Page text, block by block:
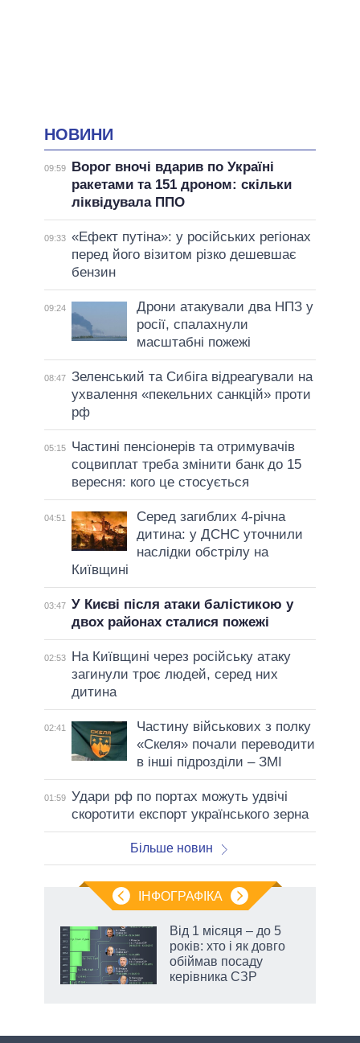
НОВИНИ
09:59
Ворог вночі вдарив по Україні
ракетами та 151 дроном: скільки
ліквідувала ППО
09:33 «Ефект путіна»: у російських регіонах
перед його візитом різко дешевшає
бензин
09:24
Дрони атакували два НПЗ у
росії, спалахнули
масштабні пожежі
08:47 Зеленський та Сибіга відреагували на
ухвалення «пекельних санкцій» проти
рф
05:15
Частині пенсіонерів та отримувачів
соцвиплат треба змінити банк до 15
вересня: кого це стосується
04:51
Серед загиблих 4-річна
дитина: у ДСНС уточнили
наслідки обстрілу на
Київщині
03:47 У Києві після атаки балістикою у
двох районах сталися пожежі
02:53
На Київщині через російську атаку
загинули троє людей, серед них
дитина
02:41
Частину військових з полку
«Скеля» почали переводити
в інші підрозділи – ЗМІ
01:59 Удари рф по портах можуть удвічі
скоротити експорт українського зерна
Більше новин
ІНФОГРАФІКА
Від 1 місяця – до 5
років: хто і як довго
обіймав посаду
керівника СЗР